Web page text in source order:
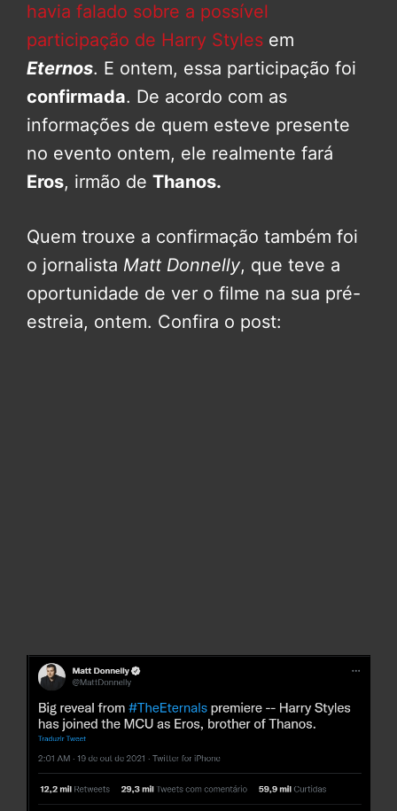
havia falado sobre a possível
participação de Harry Styles em
Eternos. E ontem, essa participação foi
confirmada. De acordo com as
informações de quem esteve presente
no evento ontem, ele realmente fará
Eros, irmão de Thanos.
Quem trouxe a confirmação também foi
o jornalista Matt Donnelly, que teve a
oportunidade de ver o filme na sua pré-
estreia, ontem. Confira o post: